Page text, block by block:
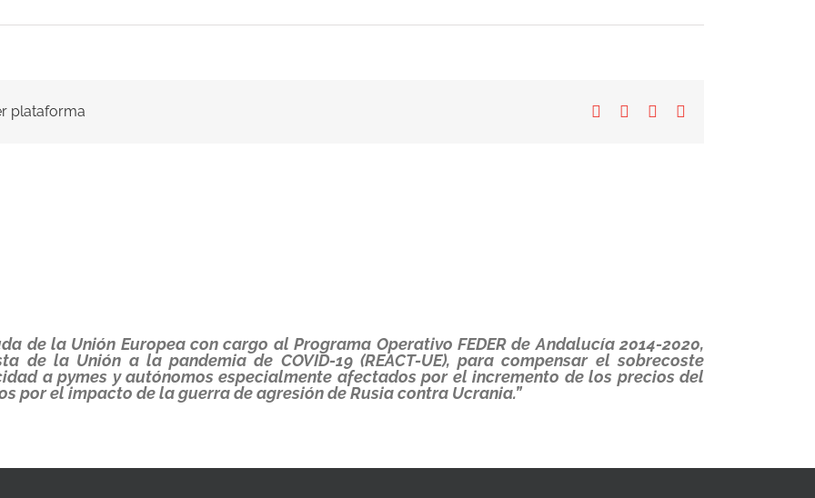
plataforma Facebook LinkedIn
de la Unión Europea con cargo al Programa Operativo FEDER de Andalucía 2014-2020,
de la Unión a la pandemia de COVID-19 (REACT-UE), para compensar el sobrecoste
a pymes y autónomos especialmente afectados por el incremento de los precios del
por el impacto de la guerra de agresión de Rusia contra Ucrania.”